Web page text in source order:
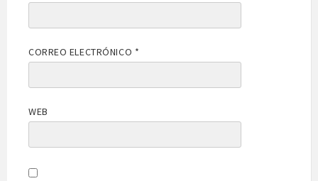
CORREO ELECTRÓNICO *
WEB